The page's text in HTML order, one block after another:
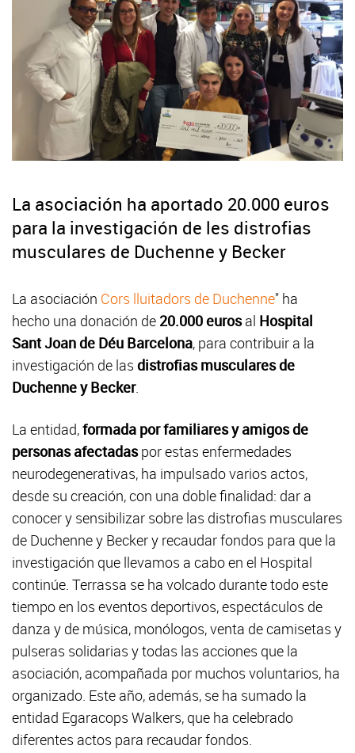
La asociación ha aportado 20.000 euros
para la investigación de les distrofias
musculares de Duchenne y Becker
La asociación Cors lluitadors de Duchenne" ha
hecho una donación de 20.000 eurosal Hospital
Sant Joan de Déu Barcelona, para contribuir a la
investigación de las distrofias musculares de
Duchenne y Becker.
La entidad,formada por familiares y amigos de
personas afectadaspor estas enfermedades
neurodegenerativas, ha impulsado varios actos,
desde su creación, con una doble finalidad: dar a
conocer y sensibilizar sobre las distrofias musculares
de Duchenne y Becker y recaudar fondos para que la
investigación que llevamos a cabo en el Hospital
continúe. Terrassa se ha volcado durante todo este
tiempo en los eventos deportivos, espectáculos de
danza y de música, monólogos, venta de camisetas y
pulseras solidarias y todas las acciones que la
asociación, acompañada por muchos voluntarios, ha
organizado. Este año, además, se ha sumado la
entidad Egaracops Walkers, que ha celebrado
diferentes actos para recaudar fondos.